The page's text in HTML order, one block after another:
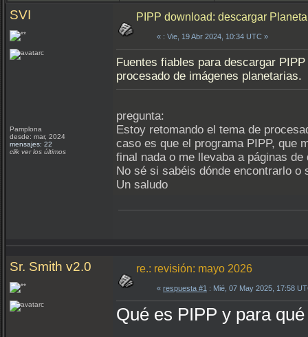
SVI
Pamplona
desde: mar, 2024
mensajes: 22
clik ver los últimos
PIPP download: descargar
« : Vie, 19 Abr 2024, 10:34 UTC »
Fuentes fiables para descargar
procesado de imágenes planetarias.
pregunta:
Estoy retomando el tema de
caso es que el programa PIPP, que
final nada o me llevaba a páginas de
No sé si sabéis dónde encontrarlo o
Un saludo
Sr. Smith v2.0 re.: revisión: mayo 2026
« respuesta #1 : Mié, 07 May 2025, 17:58
Qué es PIPP y para